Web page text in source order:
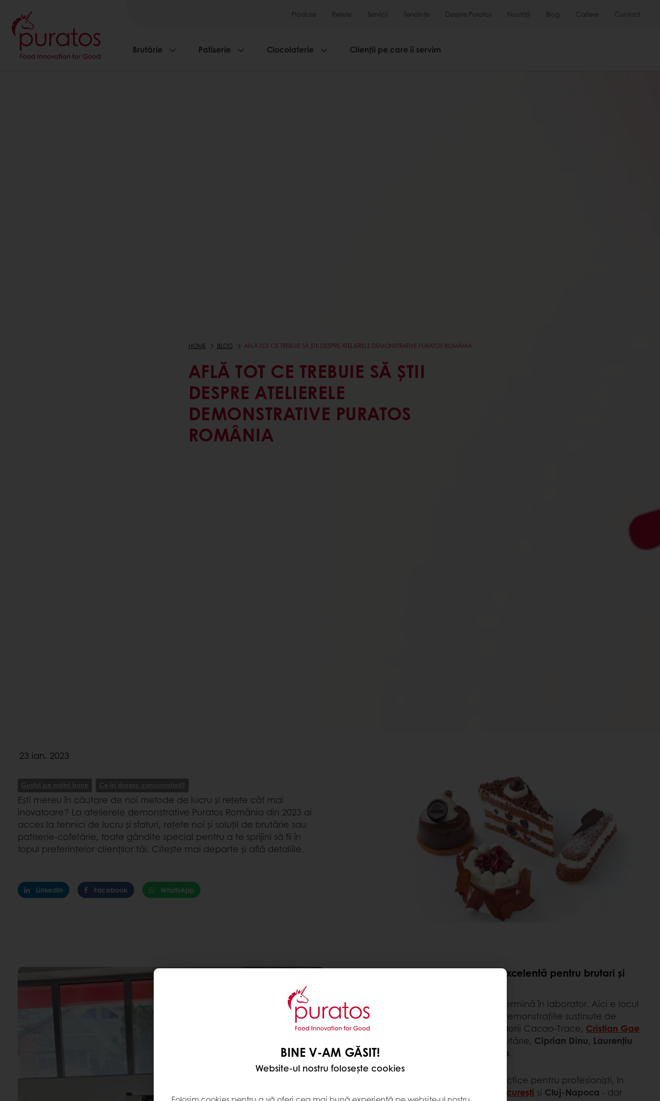
Produse Rețete Servicii Tendințe Despre Puratos Noutăți Blog Cariere Contact
Brutărie Patiserie Ciocolaterie Clienții pe care îi servim
HOME BLOG AFLĂ TOT CE TREBUIE SĂ ȘTII DESPRE ATELIERELE DEMONSTRATIVE PURATOS ROMÂNIA
AFLĂ TOT CE TREBUIE SĂ ȘTII
DESPRE ATELIERELE
DEMONSTRATIVE PURATOS
ROMÂNIA
23 ian. 2023
Gustul pe mâini bune Ce își doresc consumatorii?
Ești mereu în căutare de noi metode de lucru și rețete cât mai
inovatoare? La atelierele demonstrative Puratos România din 2023 ai
acces la tehnici de lucru și sfaturi, rețete noi și soluții de brutărie sau
patiserie-cofetărie, toate gândite special pentru a te sprijini să fii în
topul preferințelor clienților tăi. Citește mai departe și află detaliile.
LinkedIn Facebook WhatsApp
Atelierele practice, o oportunitate excelentă pentru brutari și
O zi la Puratos începe în laborator și se termină în laborator. Aici e locul
undeinovăm
și organizăm demonstrațiile susținute de
profesioniștii Puratos România: ambasadorii Cacao-Trace, Cristian Gae
, și consilierii tehnici în brutărie, Ciprian Dinu, Laurențiu
Holtman ,Sebastian Dale Lucian Badea.
În 2023, continuăm seria de ateliere practice pentru profesioniști, în
București și Cluj-Napoca - dar
BINE V-AM GĂSIT!
Website-ul nostru folosește cookies